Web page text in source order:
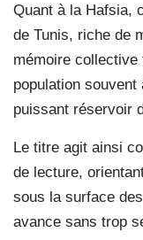
Quant à la Hafsia,
de Tunis, riche de
mémoire collective
population
puissant réservoir
Le titre agit ainsi
de lecture,
sous la surface
avance sans trop